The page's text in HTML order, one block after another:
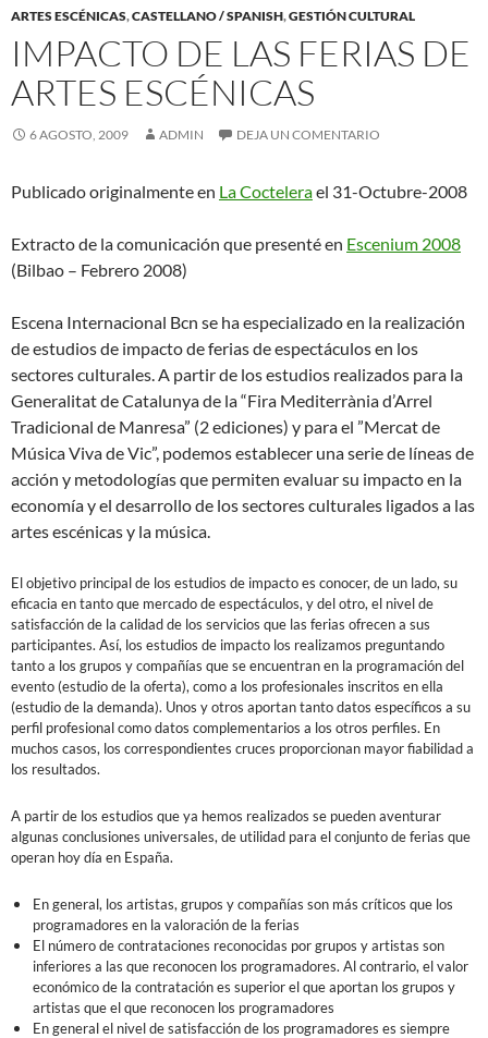
ARTES ESCÉNICAS,CASTELLANO / SPANISH,GESTIÓN CULTURAL
IMPACTO DE LAS FERIAS DE
ARTES ESCÉNICAS
6 AGOSTO, 2009 ADMIN DEJA UN COMENTARIO
Publicado originalmente en La Coctelerael 31-Octubre-2008
Extracto de la comunicación que presenté en Escenium 2008
(Bilbao – Febrero 2008)
Escena Internacional Bcn se ha especializado en la realización
de estudios de impacto de ferias de espectáculos en los
sectores culturales. A partir de los estudios realizados para la
Generalitat de Catalunya de la “Fira Mediterrània d’Arrel
Tradicional de Manresa” (2 ediciones) y para el ”Mercat de
Música Viva de Vic”, podemos establecer una serie de líneas de
acción y metodologías que permiten evaluar su impacto en la
economía y el desarrollo de los sectores culturales ligados a las
artes escénicas y la música.
El objetivo principal de los estudios de impacto es conocer, de un lado, su
eficacia en tanto que mercado de espectáculos, y del otro, el nivel de
satisfacción de la calidad de los servicios que las ferias ofrecen a sus
participantes. Así, los estudios de impacto los realizamos preguntando
tanto a los grupos y compañías que se encuentran en la programación del
evento (estudio de la oferta), como a los profesionales inscritos en ella
(estudio de la demanda). Unos y otros aportan tanto datos específicos a su
perfil profesional como datos complementarios a los otros perfiles. En
muchos casos, los correspondientes cruces proporcionan mayor fiabilidad a
los resultados.
A partir de los estudios que ya hemos realizados se pueden aventurar
algunas conclusiones universales, de utilidad para el conjunto de ferias que
operan hoy día en España.
En general, los artistas, grupos y compañías son más críticos que los
programadores en la valoración de la ferias
El número de contrataciones reconocidas por grupos y artistas son
inferiores a las que reconocen los programadores. Al contrario, el valor
económico de la contratación es superior el que aportan los grupos y
artistas que el que reconocen los programadores
En general el nivel de satisfacción de los programadores es siempre